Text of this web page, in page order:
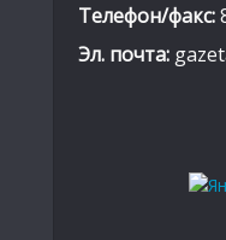
Телефон/факс:
Эл. почта: